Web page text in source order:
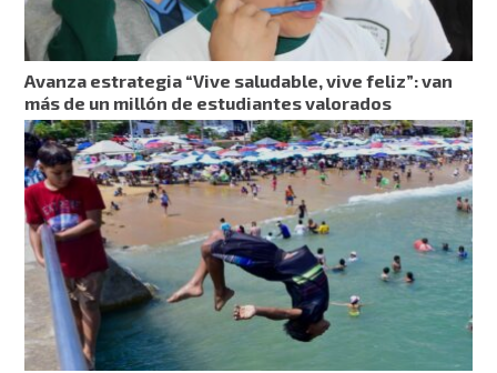
Avanza estrategia “Vive saludable, vive feliz”: van
más de un millón de estudiantes valorados